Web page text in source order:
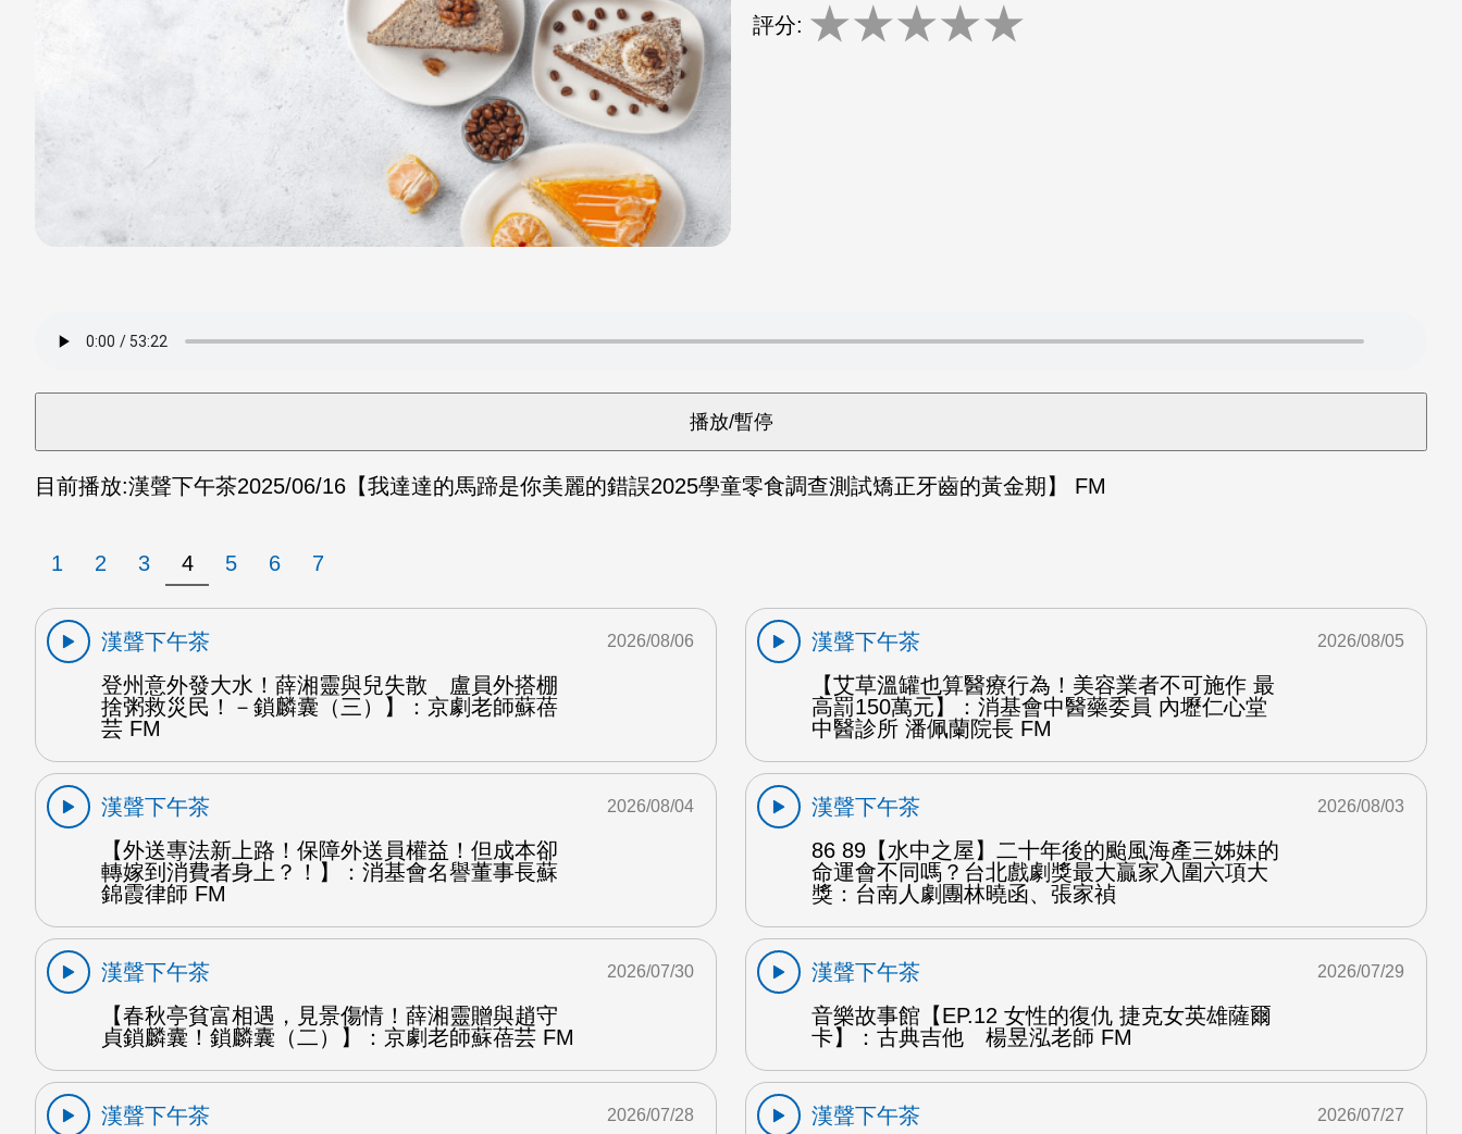
評分: ★★★★★
目前播放:漢聲下午茶2025/06/16 【我達達的馬蹄是你美麗的錯誤2025學童零食調查測試矯正牙齒的黃金期】 FM
1 2 3 4 5 6 7
漢聲下午茶
登州意外發大水！薛湘靈與兒失散 盧員外搭棚
捨粥救災民！－鎖麟囊（三）】：京劇老師蘇蓓
芸 FM
2026/08/06
漢聲下午茶
【艾草溫罐也算醫療行為！美容業者不可施作 最
高罰150萬元】：消基會中醫藥委員 內壢仁心堂
中醫診所 潘佩蘭院長 FM
2026/08/05
漢聲下午茶
【外送專法新上路！保障外送員權益！但成本卻
轉嫁到消費者身上？！】：消基會名譽董事長蘇
錦霞律師 FM
2026/08/04
漢聲下午茶
86 89【水中之屋】二十年後的颱風海產三姊妹的
命運會不同嗎？台北戲劇獎最大贏家入圍六項大
獎：台南人劇團林曉函、張家禎
2026/08/03
漢聲下午茶
【春秋亭貧富相遇，見景傷情！薛湘靈贈與趙守
貞鎖麟囊！鎖麟囊（二）】：京劇老師蘇蓓芸 FM
2026/07/30
漢聲下午茶
音樂故事館【EP.12 女性的復仇 捷克女英雄薩爾
卡】：古典吉他 楊昱泓老師 FM
2026/07/29
漢聲下午茶
2026/07/28
漢聲下午茶
2026/07/27